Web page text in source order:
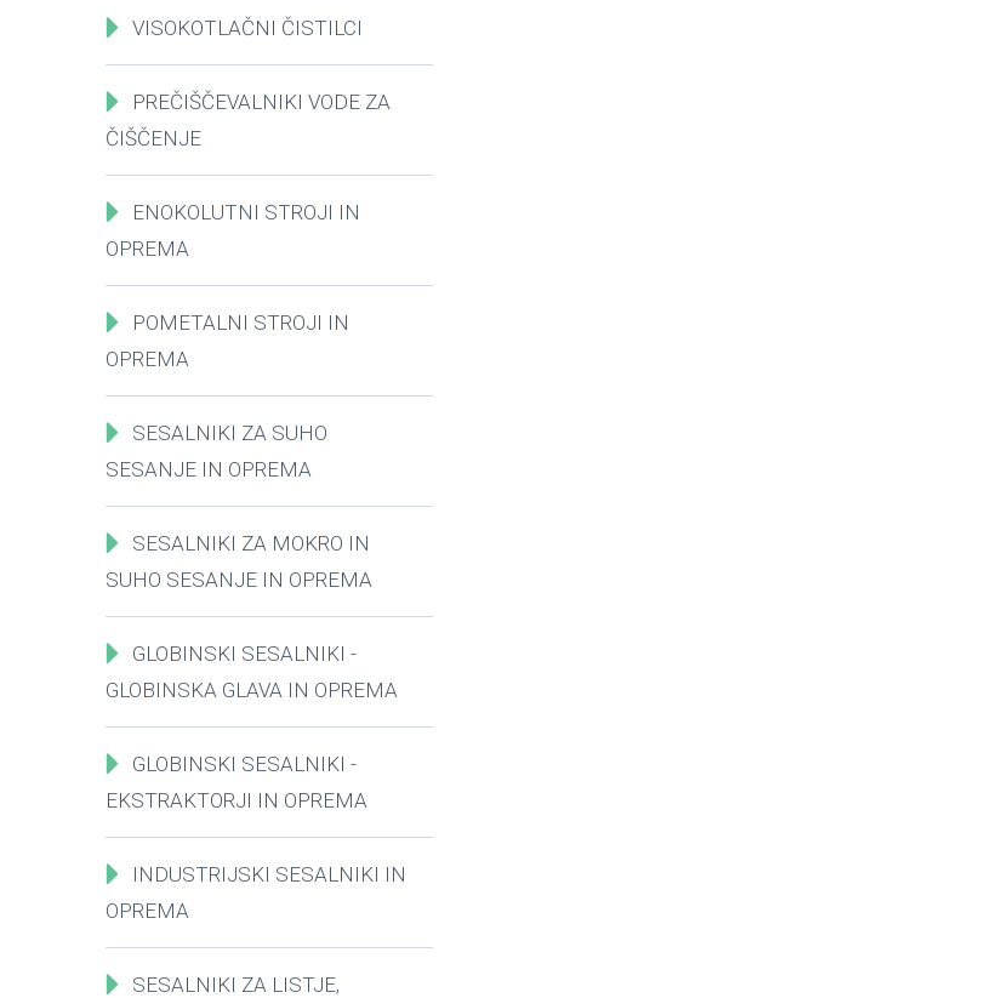
VISOKOTLAČNI ČISTILCI
PREČIŠČEVALNIKI VODE ZA
ČIŠČENJE
ENOKOLUTNI STROJI IN
OPREMA
POMETALNI STROJI IN
OPREMA
SESALNIKI ZA SUHO
SESANJE IN OPREMA
SESALNIKI ZA MOKRO IN
SUHO SESANJE IN OPREMA
GLOBINSKI SESALNIKI -
GLOBINSKA GLAVA IN OPREMA
GLOBINSKI SESALNIKI -
EKSTRAKTORJI IN OPREMA
INDUSTRIJSKI SESALNIKI IN
OPREMA
SESALNIKI ZA LISTJE,